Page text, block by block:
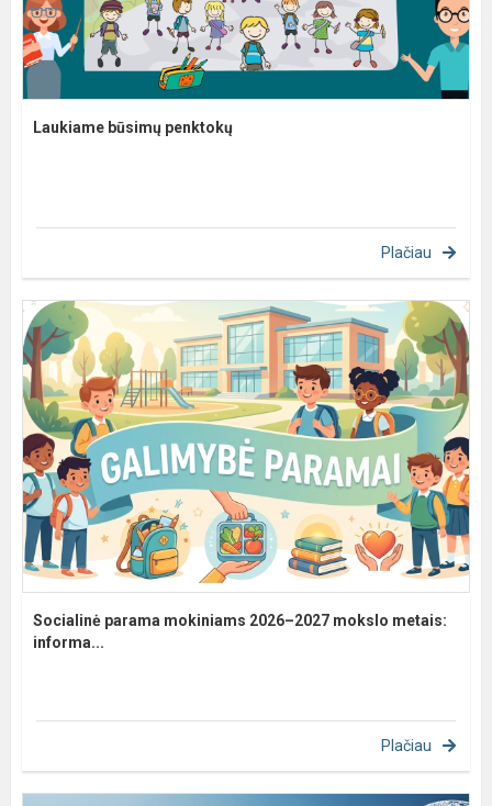
Laukiame būsimų penktokų
Plačiau
Socialinė parama mokiniams 2026–2027 mokslo metais:
informa...
Plačiau